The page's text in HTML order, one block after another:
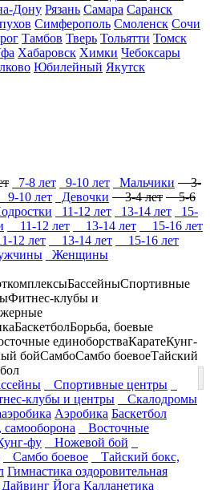
Дону Рязань Самара Саранск
Симферополь Смоленск Сочи
Тамбов Тверь Тольятти Томск
Хабаровск Химки Чебоксары
Юбилейный Якутск
7-8 лет 9-10 лет Мальчики 3-
9-10 лет Девочки 3-4 лет 5-6
11-12 лет 13-14 лет
15-
11-12 лет 13-14 лет
15-16 лет
12 лет 13-14 лет
15-16 лет
Женщины
БассейныСпортивные
Фитнес-клубы и
БаскетболБорьба, боевые
единоборстваКаратеКунг-
бойСамбоСамбо боевоеТайский
Спортивные центры
клубы и центры
Скалодромы
Аэробика Баскетбол
самооборона
Восточные
фу
Ножевой бой
Самбо боевое
Тайский бокс,
Гимнастика оздоровительная
Дайвинг Йога Калланетика